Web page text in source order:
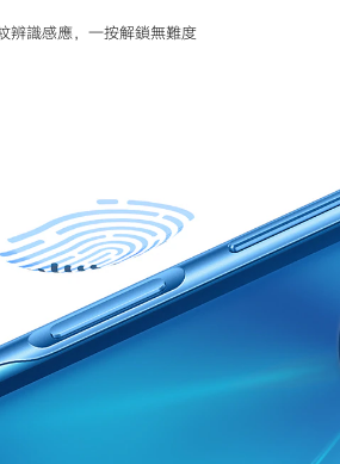
辨識感應，一按解鎖無難度